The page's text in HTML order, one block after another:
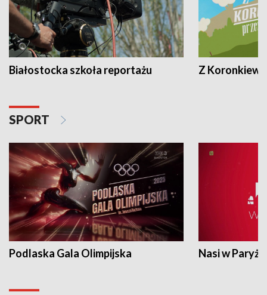
Białostocka szkoła reportażu Z
SPORT
Podlaska Gala Olimpijska Nasi w Paryżu